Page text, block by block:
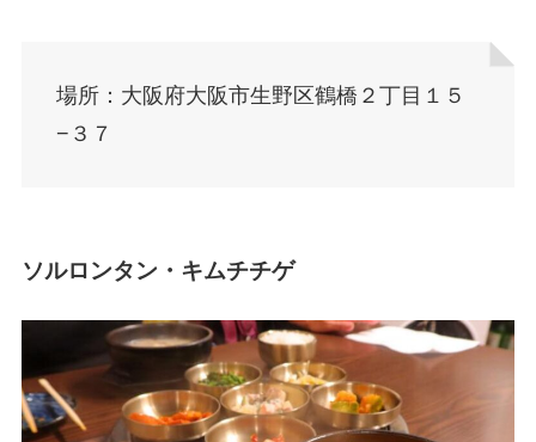
場所：大阪府大阪市生野区鶴橋２丁目１５
−３７
ソルロンタン・キムチチゲ